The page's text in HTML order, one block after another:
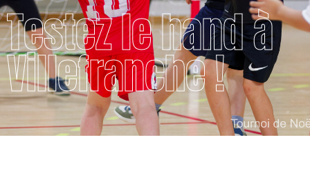
Testez le hand à
Villefranche !